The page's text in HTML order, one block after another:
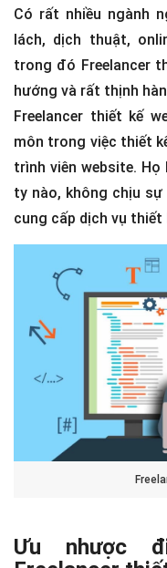
Có rất nhiều ngành
lách, dịch thuật,
trong đó Freelancer
hướng và rất thịnh
Freelancer thiết kế
môn trong việc thiết
trình viên website.
ty nào, không chịu
cung cấp dịch vụ thiết
Ưu nhược